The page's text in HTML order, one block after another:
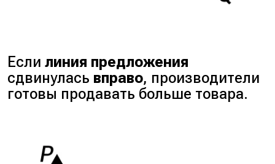
Еслилиния предложения
сдвинулась вправо, производители
готовы продавать больше товара.